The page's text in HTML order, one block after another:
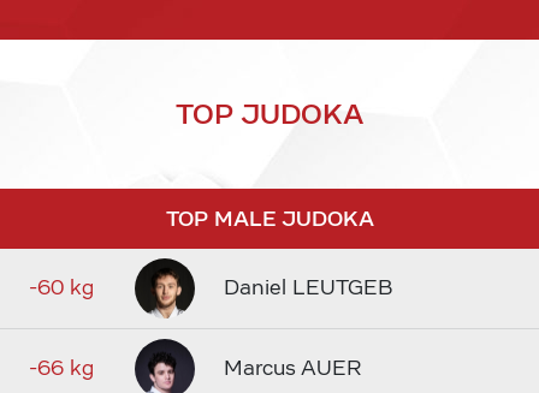
TOP JUDOKA
TOP MALE JUDOKA
-60 kg Daniel LEUTGEB
-66 kg Marcus AUER